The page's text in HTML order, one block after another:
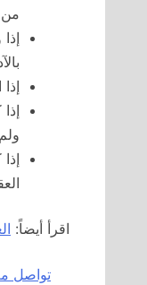
من
اقرأ أيضاً:
تواصل معنا على الرقم التالي